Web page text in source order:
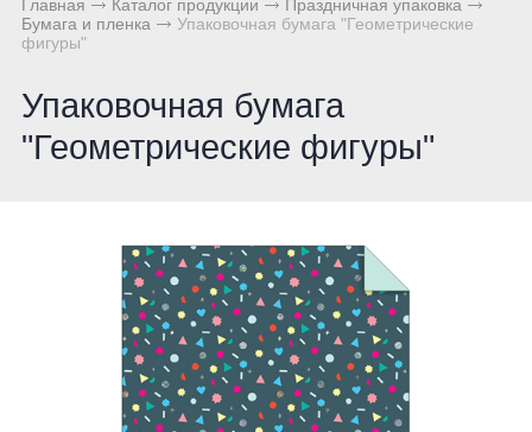
Главная Каталог продукции
Праздничная упаковка
Бумага и пленка
Упаковочная бумага "Геометрические
фигуры"
Упаковочная бумага
"Геометрические фигуры"